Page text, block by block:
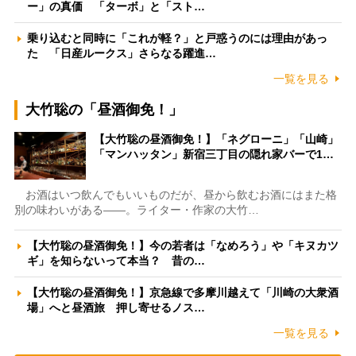
ー」の真価 「ターボ」と「スト…
乗り込むと同時に「これが軽？」と戸惑うのには理由があっ
た 「日産ルークス」さらなる躍進…
一覧を見る
大竹聡の「昼酒御免！」
【大竹聡の昼酒御免！】「ネグローニ」「山崎」
「マンハッタン」新宿三丁目の隠れ家バーで1…
お酒はいつ飲んでもいいものだが、昼から飲むお酒にはまた格
別の味わいがある――。ライター・作家の大竹…
【大竹聡の昼酒御免！】今の若者は「なめろう」や「キヌカツ
ギ」を知らないって本当？ 昔の…
【大竹聡の昼酒御免！】京急線で多摩川越えて「川崎の大衆酒
場」へと昼酒旅 押し寄せるノス…
一覧を見る